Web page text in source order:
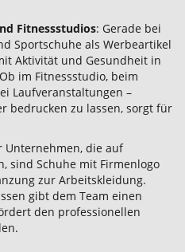
Fitnessstudios: Gerade bei
Sportschuhe als Werbeartikel
Aktivität und Gesundheit in
im Fitnessstudio, beim
Laufveranstaltungen –
bedrucken zu lassen, sorgt für
Unternehmen, die auf
sind Schuhe mit Firmenlogo
zur Arbeitskleidung.
gibt dem Team einen
den professionellen